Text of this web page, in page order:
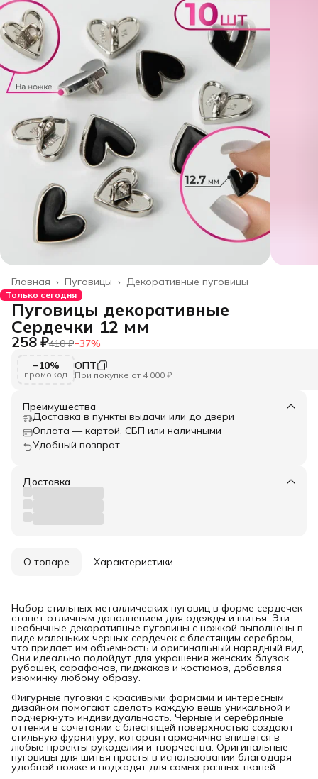
Декоративные пуговицы
Пуговицы ›
Главная ›
Только сегодня
Пуговицы декоративные
Сердечки 12 мм
258 ₽410 ₽−37%
−10%
промокод
ОПТ
При покупке от 4 000 ₽
Преимущества
Доставка в пункты выдачи или до двери
Оплата — картой, СБП или наличными
Удобный возврат
Доставка
О товаре Характеристики
Набор стильных металлических пуговиц в форме сердечек
станет отличным дополнением для одежды и шитья. Эти
необычные декоративные пуговицы с ножкой выполнены в
виде маленьких черных сердечек с блестящим серебром,
что придает им объемность и оригинальный нарядный вид.
Они идеально подойдут для украшения женских блузок,
рубашек, сарафанов, пиджаков и костюмов, добавляя
изюминку любому образу.
Фигурные пуговки с красивыми формами и интересным
дизайном помогают сделать каждую вещь уникальной и
подчеркнуть индивидуальность. Черные и серебряные
оттенки в сочетании с блестящей поверхностью создают
стильную фурнитуру, которая гармонично впишется в
любые проекты рукоделия и творчества. Оригинальные
пуговицы для шитья просты в использовании благодаря
удобной ножке и подходят для самых разных тканей.